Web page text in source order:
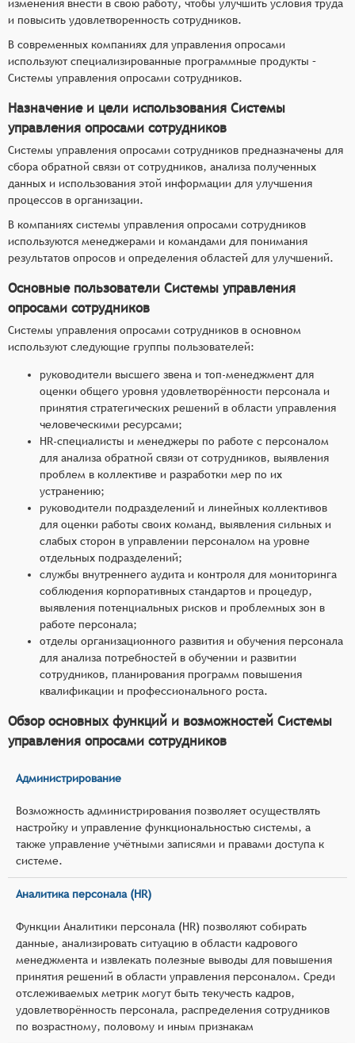
изменения внести в свою работу, чтобы улучшить условия труда
и повысить удовлетворенность сотрудников.
В современных компаниях для управления опросами
используют специализированные программные продукты –
Системы управления опросами сотрудников.
Назначение и цели использования Системы
управления опросами сотрудников
Системы управления опросами сотрудников предназначены для
сбора обратной связи от сотрудников, анализа полученных
данных и использования этой информации для улучшения
процессов в организации.
В компаниях системы управления опросами сотрудников
используются менеджерами и командами для понимания
результатов опросов и определения областей для улучшений.
Основные пользователи Системы управления
опросами сотрудников
Системы управления опросами сотрудников в основном
используют следующие группы пользователей:
руководители высшего звена и топ-менеджмент для
оценки общего уровня удовлетворённости персонала и
принятия стратегических решений в области управления
человеческими ресурсами;
HR-специалисты и менеджеры по работе с персоналом
для анализа обратной связи от сотрудников, выявления
проблем в коллективе и разработки мер по их
устранению;
руководители подразделений и линейных коллективов
для оценки работы своих команд, выявления сильных и
слабых сторон в управлении персоналом на уровне
отдельных подразделений;
службы внутреннего аудита и контроля для мониторинга
соблюдения корпоративных стандартов и процедур,
выявления потенциальных рисков и проблемных зон в
работе персонала;
отделы организационного развития и обучения персонала
для анализа потребностей в обучении и развитии
сотрудников, планирования программ повышения
квалификации и профессионального роста.
Обзор основных функций и возможностей Системы
управления опросами сотрудников
Администрирование
Возможность администрирования позволяет осуществлять
настройку и управление функциональностью системы, а
также управление учётными записями и правами доступа к
системе.
Аналитика персонала (HR)
Функции Аналитики персонала (HR) позволяют собирать
данные, анализировать ситуацию в области кадрового
менеджмента и извлекать полезные выводы для повышения
принятия решений в области управления персоналом. Среди
отслеживаемых метрик могут быть текучесть кадров,
удовлетворённость персонала, распределения сотрудников
по возрастному, половому и иным признакам